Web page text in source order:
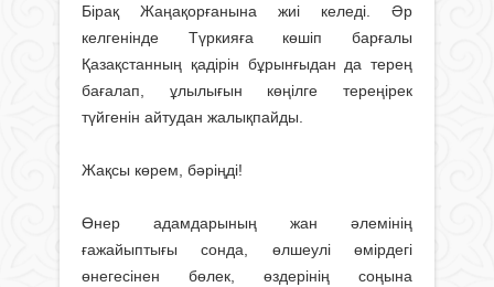
Бірақ Жаңақорғанына жиі келеді. Әр
келгенінде Түркияға көшіп барғалы
Қазақстанның қадірін бұрынғыдан да терең
бағалап, ұлылығын көңілге тереңірек
түйгенін айтудан жалықпайды.
Жақсы көрем, бәріңді!
Өнер адамдарының жан әле­мінің
ғажайыптығы сонда, өлшеулі өмірдегі
өнегесінен бөлек, өздерінің соңына